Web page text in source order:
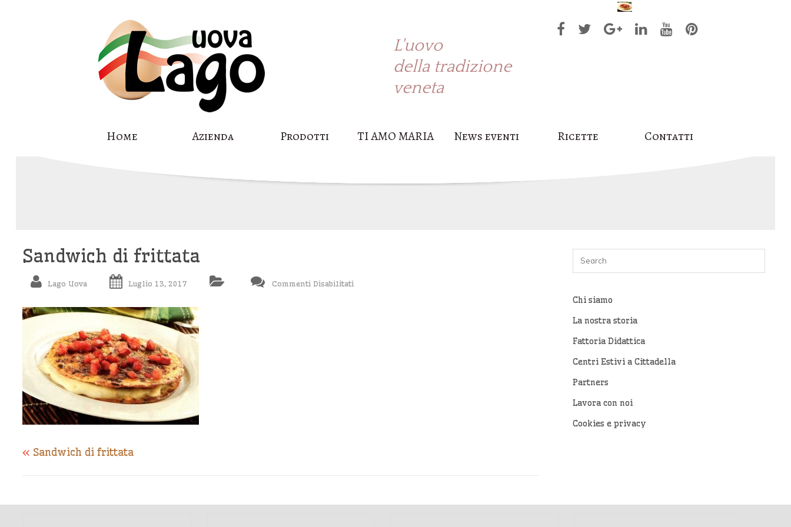
L'uovo
della tradizione
veneta
Home Azienda Prodotti TI AMO MARIA News eventi Ricette Contatti
Sandwich di frittata
Lago Uova Luglio 13, 2017 Commenti Disabilitati
« Sandwich di frittata
Chi siamo
La nostra storia
Fattoria Didattica
Centri Estivi a Cittadella
Partners
Lavora con noi
Cookies e privacy